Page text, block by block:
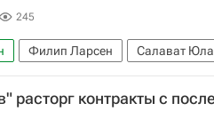
245
Филип Ларсен Салават
Маннинен Джефф Плэтт
расторг контракты с